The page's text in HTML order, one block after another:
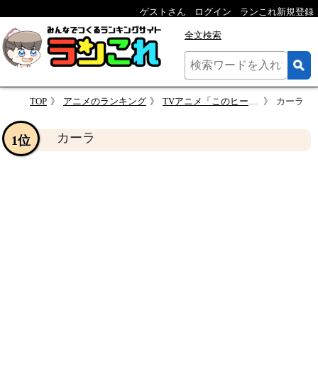
ゲストさん ログイン ランこれ新規登録
全文検索
TOP アニメのランキング TVアニメ「このヒーラー、めんどくさい」のキャラクター人気投票 カーラ
カーラ
1位